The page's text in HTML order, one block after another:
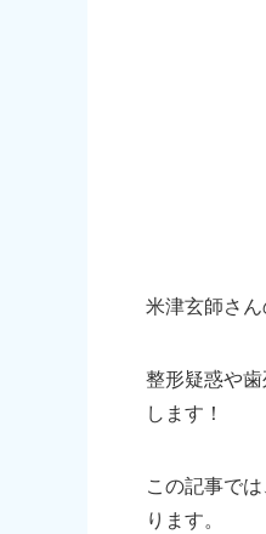
米津玄師さ
整形疑惑や
します！
この記事で
ります。